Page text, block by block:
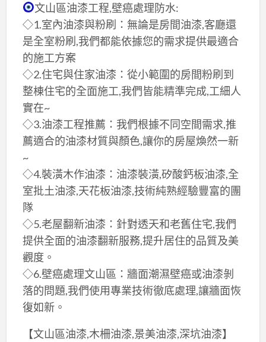
文山區油漆工程,壁癌處理防水:
◇1.室內油漆與粉刷：無論是房間油漆,客廳還
是全室粉刷,我們都能依據您的需求提供最適合
的施工方案
◇2.住宅與住家油漆：從小範圍的房間粉刷到
整棟住宅的全面施工,我們皆能精準完成,工細人
實在~
◇3.油漆工程推薦：我們根據不同空間需求,推
薦適合的油漆材質與顏色,讓你的房屋煥然一新
~
◇4.裝潢木作油漆：油漆裝潢,矽酸鈣板油漆,全
室批土油漆,天花板油漆,技術純熟經驗豐富的團
隊
◇5.老屋翻新油漆：針對透天和老舊住宅,我們
提供全面的油漆翻新服務,提升居住的品質及美
觀度。
◇6.壁癌處理文山區：牆面潮濕壁癌或油漆剝
落的問題,我們使用專業技術徹底處理,讓牆面恢
復如新。
【文山區油漆,木柵油漆,景美油漆,深坑油漆】